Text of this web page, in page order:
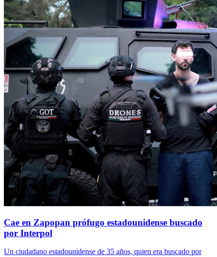
Cae en Zapopan prófugo estadounidense buscado
por Interpol
Un ciudadano estadounidense de 35 años, quien era buscado por